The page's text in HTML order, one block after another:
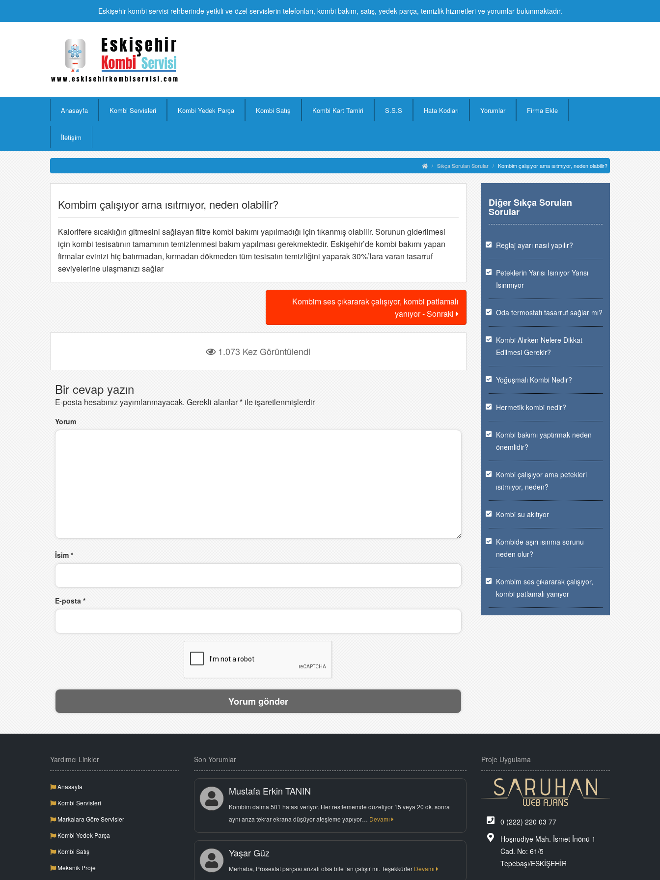
Eskişehir kombi servisi rehberinde yetkili ve özel servislerin telefonları, kombi bakım, satış, yedek parça, temizlik hizmetleri ve yorumlar bulunmaktadır.
Anasayfa Kombi Servisleri Kombi Yedek Parça Kombi Satış Kombi Kart Tamiri S.S.S Hata Kodları Yorumlar Firma Ekle
İletişim
Sıkça Sorulan Sorular Kombim çalışıyor ama ısıtmıyor, neden olabilir?
Kombim çalışıyor ama ısıtmıyor, neden olabilir?
Kalorifere sıcaklığın gitmesini sağlayan filtre kombi bakımı yapılmadığı için tıkanmış olabilir. Sorunun giderilmesi
için kombi tesisatının tamamının temizlenmesi bakım yapılması gerekmektedir. Eskişehir’de kombi bakımı yapan
firmalar evinizi hiç batırmadan, kırmadan dökmeden tüm tesisatın temizliğini yaparak 30%’lara varan tasarruf
seviyelerine ulaşmanızı sağlar
Kombim ses çıkararak çalışıyor, kombi patlamalı
yanıyor - Sonraki
1.073 Kez Görüntülendi
Bir cevap yazın
E-posta hesabınız yayımlanmayacak. Gerekli alanlar* ile işaretlenmişlerdir
Yorum
İsim *
E-posta *
Diğer Sıkça Sorulan
Sorular
Reglaj ayarı nasıl yapılır?
Peteklerin Yarısı Isınıyor Yarısı
Isınmıyor
Oda termostatı tasarruf sağlar mı?
Kombi Alırken Nelere Dikkat
Edilmesi Gerekir?
Yoğuşmalı Kombi Nedir?
Hermetik kombi nedir?
Kombi bakımı yaptırmak neden
önemlidir?
Kombi çalışıyor ama petekleri
ısıtmıyor, neden?
Kombi su akıtıyor
Kombide aşırı ısınma sorunu
neden olur?
Kombim ses çıkararak çalışıyor,
kombi patlamalı yanıyor
Yardımcı Linkler
Anasayfa
Kombi Servisleri
Markalara Göre Servisler
Kombi Yedek Parça
Kombi Satış
Mekanik Proje
Son Yorumlar
Mustafa Erkin TANIN
Kombim daima 501 hatası veriyor. Her restlememde düzeliyor 15 veya 20 dk. sonra
aynı arıza tekrar ekrana düşüyor ateşleme yapıyor… Devamı
Yaşar Güz
Merhaba, Prosestat parçası arızalı olsa bile fan çalışır mı. Teşekkürler Devamı
Proje Uygulama
0 (222) 220 03 77
Hoşnudiye Mah. İsmet İnönü 1
Cad. No: 61/5
Tepebaşı/ESKİŞEHİR